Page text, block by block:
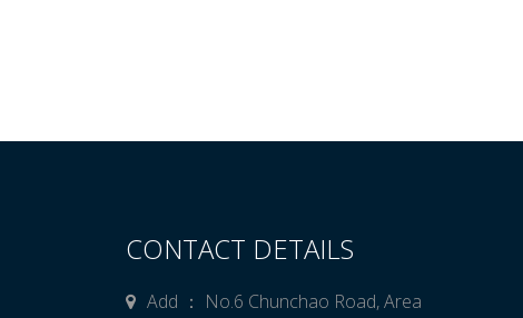
CONTACT DETAILS
Add ： No.6 Chunchao Road, Area